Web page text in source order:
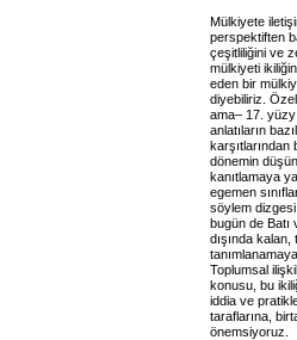
Mülkiyete
perspektiften
çeşitliliğini ve
mülkiyeti
eden bir
diyebiliriz.
ama– 17.
anlatıların
dönemin
kanıtlamaya
egemen
söylem
bugün de Batı
dışında
Toplumsal
konusu, bu
iddia ve
taraflarına,
önemsiyoruz.